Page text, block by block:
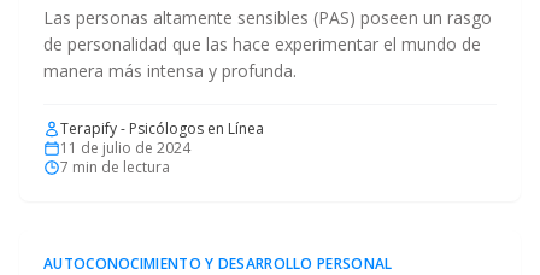
Las personas altamente sensibles (PAS) poseen un rasgo
de personalidad que las hace experimentar el mundo de
manera más intensa y profunda.
Terapify - Psicólogos en Línea
11 de julio de 2024
7 min de lectura
AUTOCONOCIMIENTO Y DESARROLLO PERSONAL